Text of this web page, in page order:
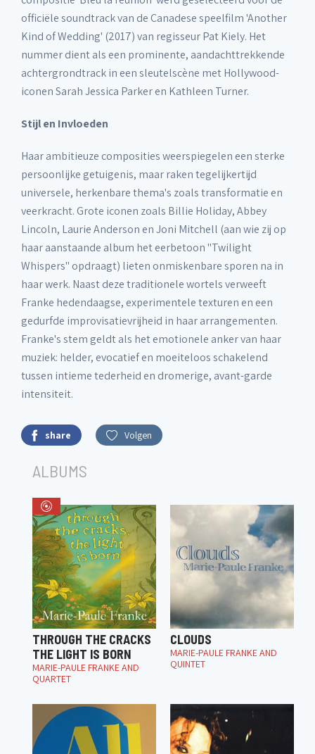
officiële soundtrack van de Canadese speelfilm 'Another
Kind of Wedding' (2017) van regisseur Pat Kiely. Het
nummer dient als een prominente, aandachttrekkende
achtergrondtrack in een sleutelscène met Hollywood-
iconen Sarah Jessica Parker en Kathleen Turner.
Stijl en Invloeden
Haar ambitieuze composities weerspiegelen een sterke
persoonlijke getuigenis, maar raken tegelijkertijd
universele, herkenbare thema's zoals transformatie en
veerkracht. Grote iconen zoals Billie Holiday, Abbey
Lincoln, Laurie Anderson en Joni Mitchell (aan wie zij op
haar aanstaande album het eerbetoon "Twilight
Whispers" opdraagt) lieten onmiskenbare sporen na in
haar werk. Naast deze traditionele wortels verweeft
Franke hedendaagse, experimentele texturen en een
gedurfde improvisatievrijheid in haar arrangementen.
Franke's stem geldt als het emotionele anker van haar
muziek: helder, evocatief en moeiteloos schakelend
tussen intieme tederheid en dromerige, avant-garde
intensiteit.
share Volgen
ALBUMS
THROUGH THE CRACKS
THE LIGHT IS BORN
MARIE-PAULE FRANKE AND
QUARTET
CLOUDS
MARIE-PAULE FRANKE AND
QUINTET